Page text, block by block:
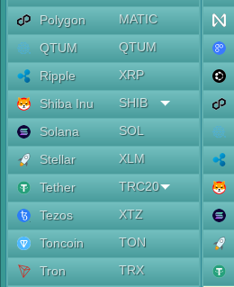
Polygon
MATIC
QTUM
QTUM
Ripple
XRP
Shiba Inu
SHIB
Solana
SOL
Stellar
XLM
Tether
TRC20
Tezos
XTZ
Toncoin
TON
Tron
TRX